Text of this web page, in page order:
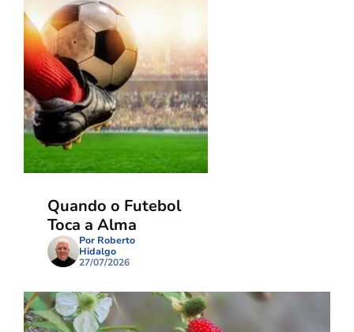
Quando o Futebol
Toca a Alma
Por Roberto
Hidalgo
27/07/2026